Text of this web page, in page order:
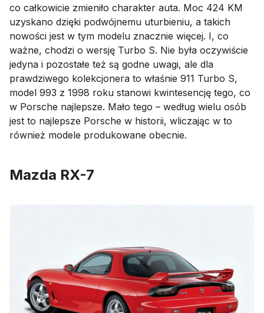
co całkowicie zmieniło charakter auta. Moc 424 KM
uzyskano dzięki podwójnemu uturbieniu, a takich
nowości jest w tym modelu znacznie więcej. I, co
ważne, chodzi o wersję Turbo S. Nie była oczywiście
jedyna i pozostałe też są godne uwagi, ale dla
prawdziwego kolekcjonera to właśnie 911 Turbo S,
model 993 z 1998 roku stanowi kwintesencję tego, co
w Porsche najlepsze. Mało tego – według wielu osób
jest to najlepsze Porsche w historii, wliczając w to
również modele produkowane obecnie.
Mazda RX-7